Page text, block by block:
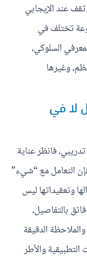
عند الإيجابي
تختلف في
السلوكي،
وغيرها
لا في
فانظر عناية
التعامل مع “شيء”
وتعقيداتها ليس
بالتفاصيل،
الدقيقة
التطبيقية والأطر